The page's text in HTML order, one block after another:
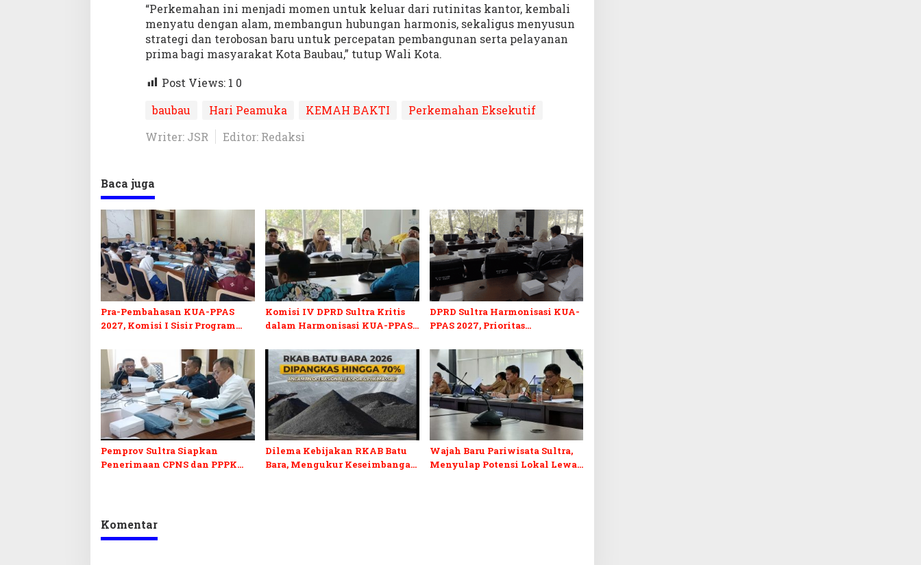
“Perkemahan ini menjadi momen untuk keluar dari rutinitas kantor, kembali
menyatu dengan alam, membangun hubungan harmonis, sekaligus menyusun
strategi dan terobosan baru untuk percepatan pembangunan serta pelayanan
prima bagi masyarakat Kota Baubau,” tutup Wali Kota.
Post Views: 1 0
baubau
Hari Peamuka KEMAH BAKTI
Perkemahan Eksekutif
Writer: JSR
Editor: Redaksi
Baca juga
Pra-Pembahasan KUA-PPAS
2027, Komisi I Sisir Program
Komisi IV DPRD Sultra Kritis
dalam Harmonisasi KUA-PPAS
DPRD Sultra Harmonisasi KUA-
PPAS 2027, Prioritas
Pelunasan Utang Infrastruktur
Pemprov Sultra Siapkan
Penerimaan CPNS dan PPPK
Dilema Kebijakan RKAB Batu
Bara, Mengukur Keseimbangan
Wajah Baru Pariwisata Sultra,
Menyulap Potensi Lokal Lewat
Komentar